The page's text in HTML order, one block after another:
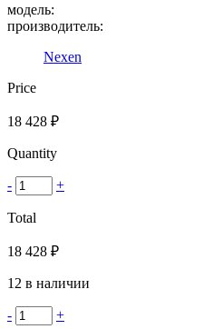
модель:
производитель:
Nexen
Price
18 428 ₽
Quantity
- +
Total
18 428 ₽
12 в наличии
- +